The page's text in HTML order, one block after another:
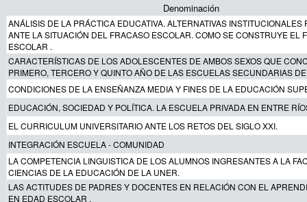
Denominación
ANÁLISIS DE LA PRÁCTICA EDUCATIVA. ALTERNATIVAS INSTITUCIONALES
ANTE LA SITUACIÓN DEL FRACASO ESCOLAR. COMO SE CONSTRUYE EL
ESCOLAR .
CARACTERÍSTICAS DE LOS ADOLESCENTES DE AMBOS SEXOS QUE
PRIMERO, TERCERO Y QUINTO AÑO DE LAS ESCUELAS SECUNDARIAS
CONDICIONES DE LA ENSEÑANZA MEDIA Y FINES DE LA EDUCACIÓN
EDUCACIÓN, SOCIEDAD Y POLÍTICA. LA ESCUELA PRIVADA EN ENTRE
EL CURRICULUM UNIVERSITARIO ANTE LOS RETOS DEL SIGLO XXI.
INTEGRACIÓN ESCUELA - COMUNIDAD
LA COMPETENCIA LINGUISTICA DE LOS ALUMNOS INGRESANTES A LA
CIENCIAS DE LA EDUCACIÓN DE LA UNER.
LAS ACTITUDES DE PADRES Y DOCENTES EN RELACIÓN CON EL
EN EDAD ESCOLAR .